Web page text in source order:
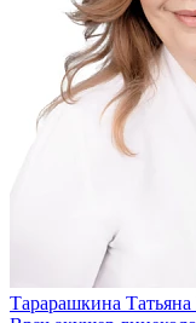
Тарарашкина